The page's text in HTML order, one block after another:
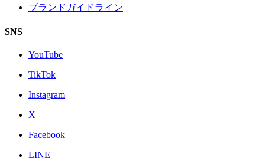
ブランドガイドライン
SNS
YouTube
TikTok
Instagram
X
Facebook
LINE